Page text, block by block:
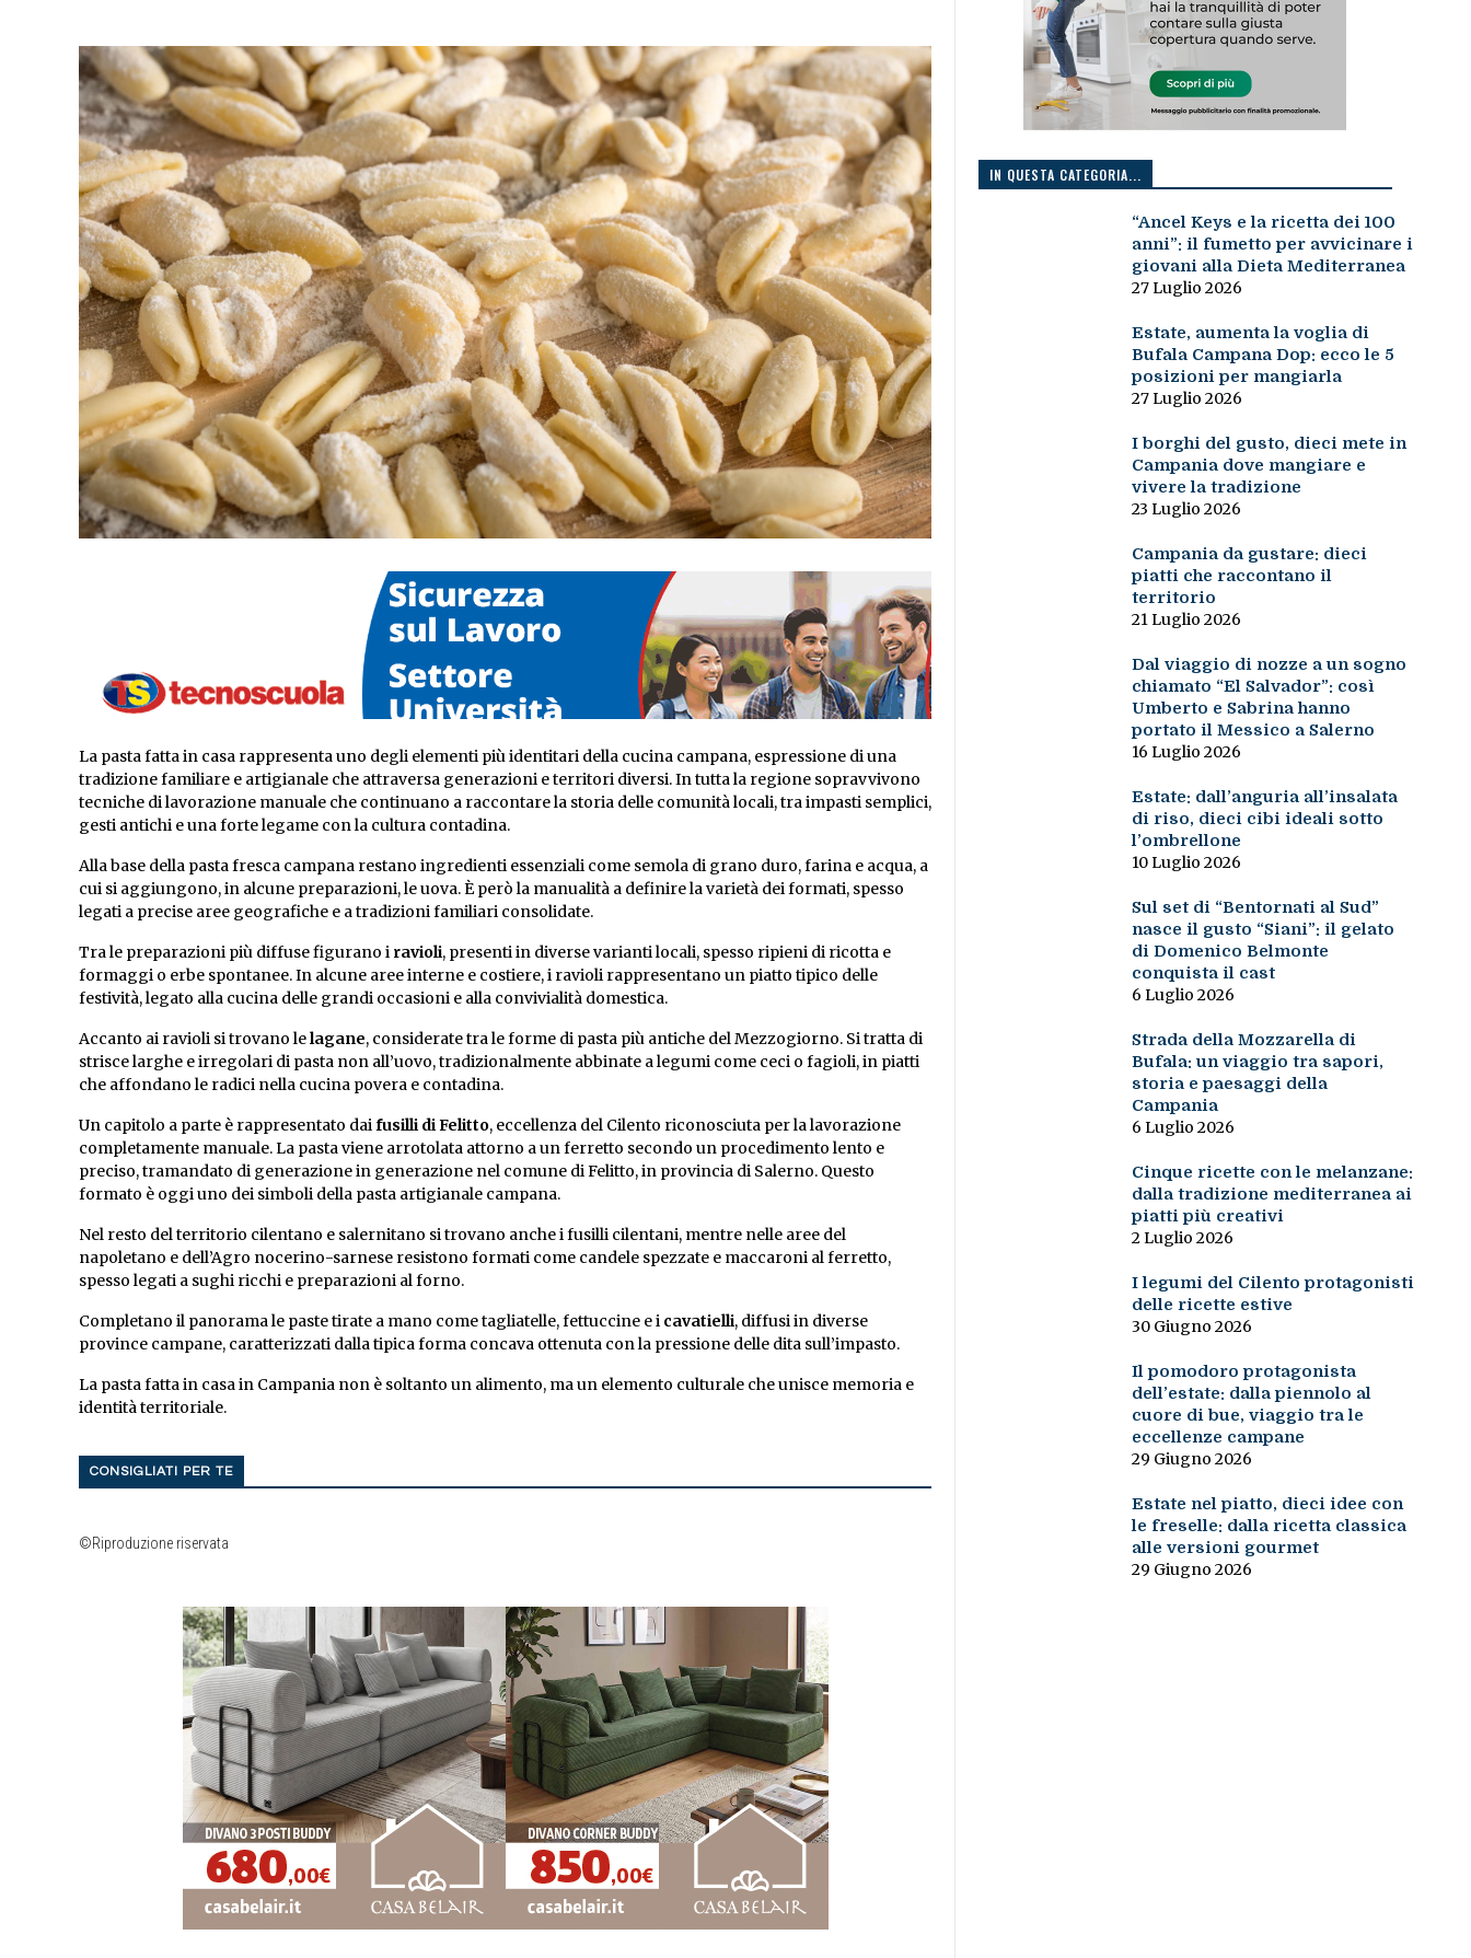
La pasta fatta in casa rappresenta uno degli elementi più identitari della cucina campana, espressione di una
tradizione familiare e artigianale che attraversa generazioni e territori diversi. In tutta la regione sopravvivono
tecniche di lavorazione manuale che continuano a raccontare la storia delle comunità locali, tra impasti semplici,
gesti antichi e una forte legame con la cultura contadina.
Alla base della pasta fresca campana restano ingredienti essenziali come semola di grano duro, farina e acqua, a
cui si aggiungono, in alcune preparazioni, le uova. È però la manualità a definire la varietà dei formati, spesso
legati a precise aree geografiche e a tradizioni familiari consolidate.
Tra le preparazioni più diffuse figurano i ravioli, presenti in diverse varianti locali, spesso ripieni di ricotta e
formaggi o erbe spontanee. In alcune aree interne e costiere, i ravioli rappresentano un piatto tipico delle
festività, legato alla cucina delle grandi occasioni e alla convivialità domestica.
Accanto ai ravioli si trovano lelagane, considerate tra le forme di pasta più antiche del Mezzogiorno. Si tratta di
strisce larghe e irregolari di pasta non all’uovo, tradizionalmente abbinate a legumi come ceci o fagioli, in piatti
che affondano le radici nella cucina povera e contadina.
Un capitolo a parte è rappresentato daifusilli di Felitto, eccellenza del Cilento riconosciuta per la lavorazione
completamente manuale. La pasta viene arrotolata attorno a un ferretto secondo un procedimento lento e
preciso, tramandato di generazione in generazione nel comune di Felitto, in provincia di Salerno. Questo
formato è oggi uno dei simboli della pasta artigianale campana.
Nel resto del territorio cilentano e salernitano si trovano anche i fusilli cilentani, mentre nelle aree del
napoletano e dell’Agro nocerino-sarnese resistono formati come candele spezzate e maccaroni al ferretto,
spesso legati a sughi ricchi e preparazioni al forno.
Completano il panorama le paste tirate a mano come tagliatelle, fettuccine e i cavatielli, diffusi in diverse
province campane, caratterizzati dalla tipica forma concava ottenuta con la pressione delle dita sull’impasto.
La pasta fatta in casa in Campania non è soltanto un alimento, ma un elemento culturale che unisce memoria e
identità territoriale.
CONSIGLIATI PER TE
©Riproduzione riservata
IN QUESTA CATEGORIA...
“Ancel Keys e la ricetta dei 100
anni”: il fumetto per avvicinare i
giovani alla Dieta Mediterranea
27 Luglio 2026
Estate, aumenta la voglia di
Bufala Campana Dop: ecco le 5
posizioni per mangiarla
27 Luglio 2026
I borghi del gusto, dieci mete in
Campania dove mangiare e
vivere la tradizione
23 Luglio 2026
Campania da gustare: dieci
piatti che raccontano il
territorio
21 Luglio 2026
Dal viaggio di nozze a un sogno
chiamato “El Salvador”: così
Umberto e Sabrina hanno
portato il Messico a Salerno
16 Luglio 2026
Estate: dall’anguria all’insalata
di riso, dieci cibi ideali sotto
l’ombrellone
10 Luglio 2026
Sul set di “Bentornati al Sud”
nasce il gusto “Siani”: il gelato
di Domenico Belmonte
conquista il cast
6 Luglio 2026
Strada della Mozzarella di
Bufala: un viaggio tra sapori,
storia e paesaggi della
Campania
6 Luglio 2026
Cinque ricette con le melanzane:
dalla tradizione mediterranea ai
piatti più creativi
2 Luglio 2026
I legumi del Cilento protagonisti
delle ricette estive
30 Giugno 2026
Il pomodoro protagonista
dell’estate: dalla piennolo al
cuore di bue, viaggio tra le
eccellenze campane
29 Giugno 2026
Estate nel piatto, dieci idee con
le freselle: dalla ricetta classica
alle versioni gourmet
29 Giugno 2026